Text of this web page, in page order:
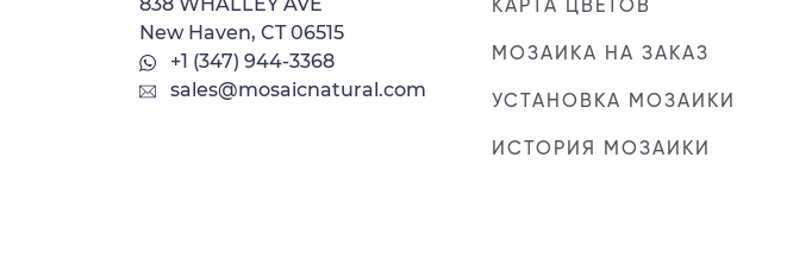
New Haven, CT 06515
+1 (347) 944-3368
sales@mosaicnatural.com
КАРТА ЦВЕТОВ
МОЗАИКА НА ЗАКАЗ
УСТАНОВКА МОЗАИКИ
ИСТОРИЯ МОЗАИКИ